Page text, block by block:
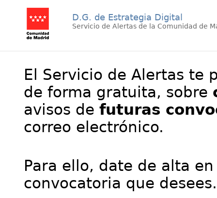
D.G. de Estrategia Digital
Servicio de Alertas de la Comunidad de
El Servicio de Alertas te
de forma gratuita, sobre
avisos de futuras
correo electrónico.
Para ello, date de alta
convocatoria que desees.